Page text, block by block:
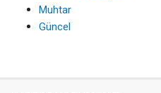
Muhtar
Güncel